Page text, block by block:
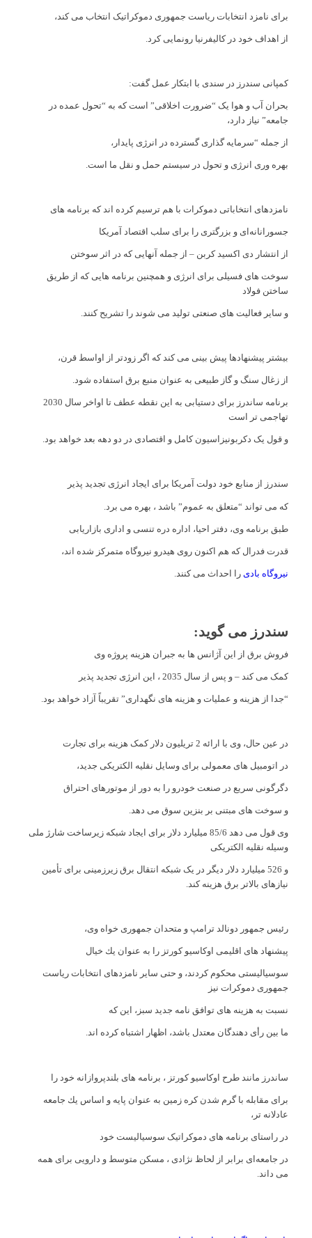
برای نامزد انتخابات ریاست جمهوری دموکراتیک انتخاب می کند،
از اهداف خود در کالیفرنیا رونمایی کرد.
کمپانی سندرز در سندی با ابتکار عمل گفت:
بحران آب و هوا یک “ضرورت اخلاقی” است که به “تحول عمده در
جامعه” نیاز دارد،
از جمله “سرمایه گذاری گسترده در انرژی پایدار،
بهره وری انرژی و تحول در سیستم حمل و نقل ما است.
نامزدهای انتخاباتی دموکرات با هم ترسیم کرده اند که برنامه های
جسورانانه‌ای و بزرگتری را برای سلب اقتصاد آمریكا
از انتشار دی اکسید كربن – از جمله آنهایی كه در اثر سوختن
سوخت های فسیلی برای انرژی و همچنین برنامه هایی كه از طریق
ساختن فولاد
و سایر فعالیت های صنعتی تولید می شوند را تشریح كنند.
بیشتر پیشنهادها پیش بینی می کند که اگر زودتر از اواسط قرن،
از زغال سنگ و گاز طبیعی به عنوان منبع برق استفاده شود.
برنامه ساندرز برای دستیابی به این نقطه عطف تا اواخر سال 2030
تهاجمی تر است
و قول یک دكربونیزاسیون كامل و اقتصادی در دو دهه بعد خواهد بود.
سندرز از منابع خود دولت آمریكا برای ایجاد انرژی تجدید پذیر
كه می تواند “متعلق به عموم” باشد ، بهره می برد.
طبق برنامه وی، دفتر احیا، اداره دره تنسی و اداری بازاریابی
قدرت فدرال كه هم اكنون روی هیدرو نیروگاه متمرکز شده اند،
نیروگاه بادی را احداث می کنند.
سندرز می گوید:
فروش برق از این آژانس ها به جبران هزینه پروژه وی
کمک می کند – و پس از سال 2035 ، این انرژی تجدید پذیر
“جدا از هزینه و عملیات و هزینه های نگهداری” تقریباً آزاد خواهد بود.
در عین حال، وی با ارائه 2 تریلیون دلار کمک هزینه برای تجارت
در اتومبیل های معمولی برای وسایل نقلیه الکتریکی جدید،
دگرگونی سریع در صنعت خودرو را به دور از موتورهای احتراق
و سوخت های مبتنی بر بنزین سوق می دهد.
وی قول می دهد 85/6 میلیارد دلار برای ایجاد شبکه زیرساخت شارژ ملی
وسیله نقلیه الکتریکی
و 526 میلیارد دلار دیگر در یک شبکه انتقال برق زیرزمینی برای تأمین
نیازهای بالاتر برق هزینه کند.
رئیس جمهور دونالد ترامپ و متحدان جمهوری خواه وی،
پیشنهاد های اقلیمی اوكاسیو كورتز را به عنوان یك خیال
سوسیالیستی محكوم كردند، و حتی سایر نامزدهای انتخابات ریاست
جمهوری دموكرات نیز
نسبت به هزینه های توافق نامه جدید سبز، این كه
ما بین رأی دهندگان معتدل باشد، اظهار اشتباه كرده اند.
ساندرز مانند طرح اوكاسیو كورتز ، برنامه های بلندپروازانه خود را
برای مقابله با گرم شدن کره زمین به عنوان پایه و اساس یك جامعه
عادلانه تر،
در راستای برنامه های دموکراتیک سوسیالیست خود
در جامعه‌ای برابر از لحاظ نژادی ، مسکن متوسط و دارویی برای همه
می داند.